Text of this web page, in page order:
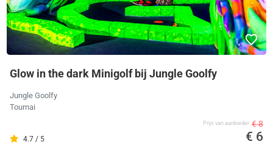
Glow in the dark Minigolf bij Jungle Goolfy
Jungle Goolfy
Tournai
4.7 / 5
Prijs van aanbieder € 8
€ 6